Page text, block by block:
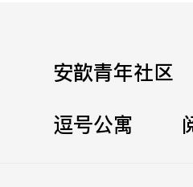
安歆青年社区
逗号公寓
立即提交